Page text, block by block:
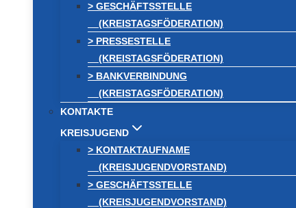
> GESCHÄFTSSTELLE
(KREISTAGSFÖDERATION)
> PRESSESTELLE
(KREISTAGSFÖDERATION)
> BANKVERBINDUNG
(KREISTAGSFÖDERATION)
KONTAKTE
KREISJUGEND
> KONTAKTAUFNAME
(KREISJUGENDVORSTAND)
> GESCHÄFTSSTELLE
(KREISJUGENDVORSTAND)